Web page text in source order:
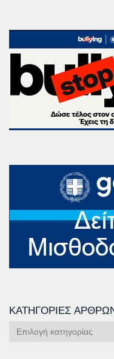
ΚΑΤΗΓΟΡΊΕΣ
Κατηγορίες